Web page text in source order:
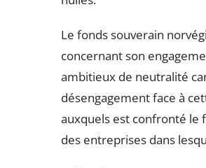
Le fonds souverain
concernant son
ambitieux de neutralité
désengagement face à
auxquels est confronté le
des entreprises dans